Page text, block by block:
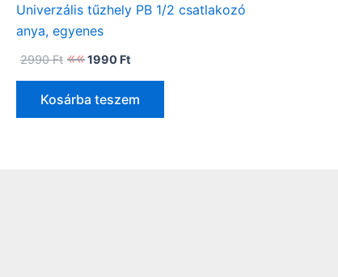
Univerzális tűzhely PB 1/2 csatlakozó
anya, egyenes
2990Ft
Original
price
was:
2990 Ft.
1990 Ft
is:
1990 Ft.
Kosárba teszem